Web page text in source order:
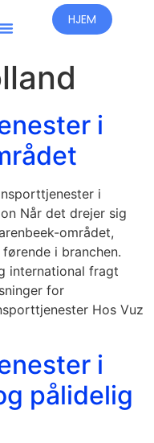
HJEM
i
i
Når det drejer sig
området,
i branchen.
international fragt
for
Hos Vuz
i
pålidelig